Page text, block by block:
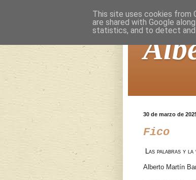
30 de marzo de
Fico
Las palabras y la
Alberto Martín
This site uses cookies from
are shared with Google
statistics, and to detect and